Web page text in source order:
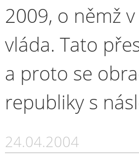
2009, o němž
vláda. Tato
a proto se
republiky s
24.04.2004